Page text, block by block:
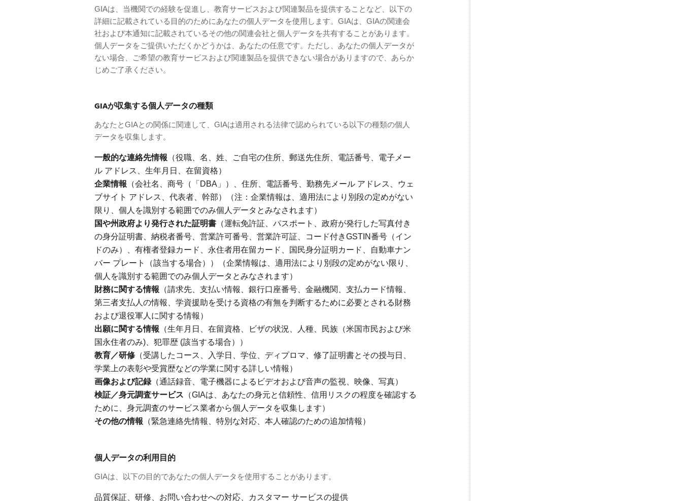
GIAは、当機関での経験を促進し、教育サービスおよび関連製品を提供することなど、以下の
詳細に記載されている目的のためにあなたの個人データを使用します。GIAは、GIAの関連会
社および本通知に記載されているその他の関連会社と個人データを共有することがあります。
個人データをご提供いただくかどうかは、あなたの任意です。ただし、あなたの個人データが
ない場合、ご希望の教育サービスおよび関連製品を提供できない場合がありますので、あらか
じめご了承ください。
GIAが収集する個人データの種類
あなたとGIAとの関係に関連して、GIAは適用される法律で認められている以下の種類の個人
データを収集します。
一般的な連絡先情報 （役職、名、姓、ご自宅の住所、郵送先住所、電話番号、電子メー
ル アドレス、生年月日、在留資格）
企業情報 （会社名、商号（「DBA」）、住所、電話番号、勤務先メール アドレス、ウェ
ブサイト アドレス、代表者、幹部）（注：企業情報は、適用法により別段の定めがない
限り、個人を識別する範囲でのみ個人データとみなされます）
国や州政府より発行された証明書 （運転免許証、パスポート、政府が発行した写真付き
の身分証明書、納税者番号、営業許可番号、営業許可証、コード付きGSTIN番号（イン
ドのみ）、有権者登録カード、永住者用在留カード、国民身分証明カード、自動車ナン
バー プレート（該当する場合））（企業情報は、適用法により別段の定めがない限り、
個人を識別する範囲でのみ個人データとみなされます）
財務に関する情報 （請求先、支払い情報、銀行口座番号、金融機関、支払カード情報、
第三者支払人の情報、学資援助を受ける資格の有無を判断するために必要とされる財務
および退役軍人に関する情報）
出願に関する情報 （生年月日、在留資格、ビザの状況、人種、民族（米国市民および米
国永住者のみ)、犯罪歴 (該当する場合））
教育／研修 （受講したコース、入学日、学位、ディプロマ、修了証明書とその授与日、
学業上の表彰や受賞歴などの学業に関する詳しい情報）
画像および記録（通話録音、電子機器によるビデオおよび音声の監視、映像、写真）
検証／身元調査サービス （GIAは、あなたの身元と信頼性、信用リスクの程度を確認する
ために、身元調査のサービス業者から個人データを収集します）
その他の情報 （緊急連絡先情報、特別な対応、本人確認のための追加情報）
個人データの利用目的
GIAは、以下の目的であなたの個人データを使用することがあります。
品質保証、研修、お問い合わせへの対応、カスタマー サービスの提供